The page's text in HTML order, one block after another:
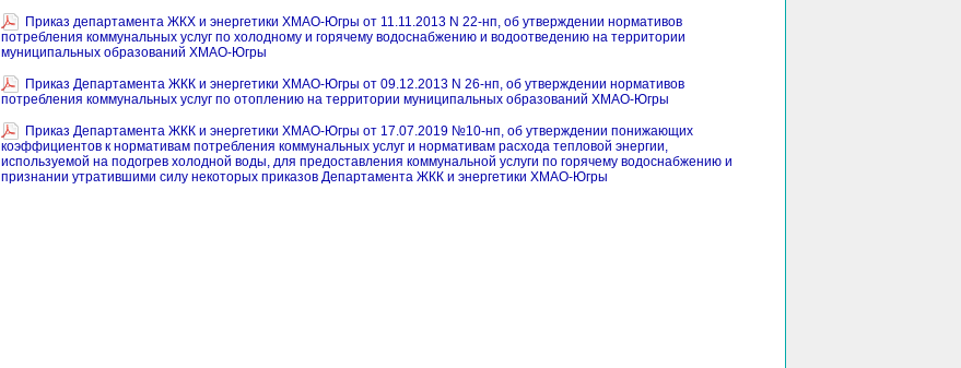
Приказ департамента ЖКХ и энергетики ХМАО-Югры от 11.11.2013 N 22-нп, об утверждении нормативов
потребления коммунальных услуг по холодному и горячему водоснабжению и водоотведению на территории
муниципальных образований ХМАО-Югры
Приказ Департамента ЖКК и энергетики ХМАО-Югры от 09.12.2013 N 26-нп, об утверждении нормативов
потребления коммунальных услуг по отоплению на территории муниципальных образований ХМАО-Югры
Приказ Департамента ЖКК и энергетики ХМАО-Югры от 17.07.2019 №10-нп, об утверждении понижающих
коэффициентов к нормативам потребления коммунальных услуг и нормативам расхода тепловой энергии,
используемой на подогрев холодной воды, для предоставления коммунальной услуги по горячему водоснабжению и
признании утратившими силу некоторых приказов Департамента ЖКК и энергетики ХМАО-Югры